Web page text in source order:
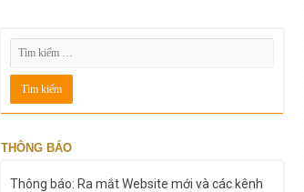
THÔNG BÁO
Thông báo: Ra mắt Website mới và các kênh